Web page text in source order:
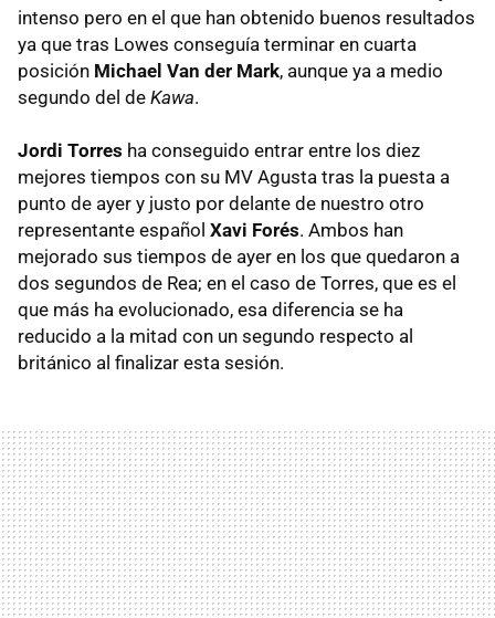
intenso pero en el que han obtenido buenos resultados
ya que tras Lowes conseguía terminar en cuarta
posición Michael Van der Mark, aunque ya a medio
segundo del de Kawa.
Jordi Torres ha conseguido entrar entre los diez
mejores tiempos con su MV Agusta tras la puesta a
punto de ayer y justo por delante de nuestro otro
representante español Xavi Forés. Ambos han
mejorado sus tiempos de ayer en los que quedaron a
dos segundos de Rea; en el caso de Torres, que es el
que más ha evolucionado, esa diferencia se ha
reducido a la mitad con un segundo respecto al
británico al finalizar esta sesión.